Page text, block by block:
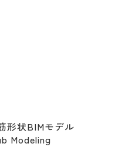
形状BIMモデル
Modeling